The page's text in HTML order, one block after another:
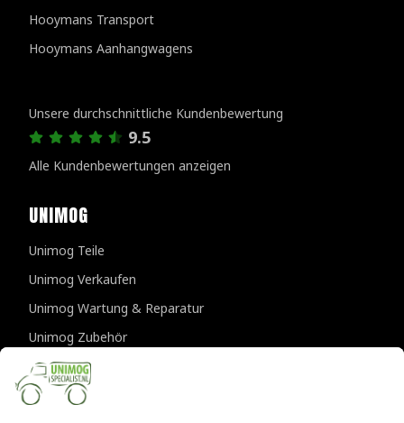
Hooymans Transport
Hooymans Aanhangwagens
Unsere durchschnittliche Kundenbewertung
9.5
Alle Kundenbewertungen anzeigen
UNIMOG
Unimog Teile
Unimog Verkaufen
Unimog Wartung & Reparatur
Unimog Zubehör
Unimog APK-prufungen
KONTAKTDATEN